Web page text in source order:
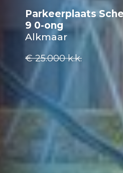
Parkeerplaats
9 0-ong
Alkmaar
€ 25.000k.k.